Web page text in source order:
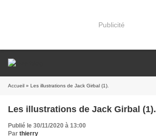
Publicité
Accueil » Les illustrations de Jack Girbal (1).
Les illustrations de Jack Girbal (1).
Publié le 30/11/2020 à 13:00
Par thierry